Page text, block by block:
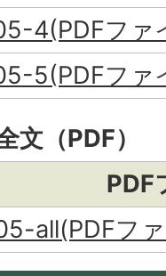
4(PDFファ
5(PDFファ
文（PDF）
PDF
all(PDFフ